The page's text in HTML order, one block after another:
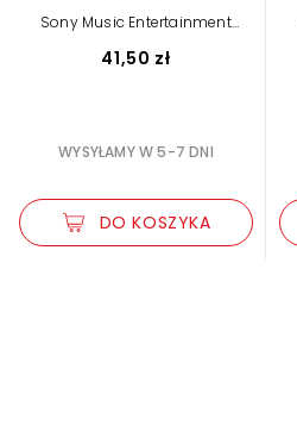
Sony Music Entertainment
41,50 zł
WYSYŁAMY W 5-7 DNI
DO KOSZYKA